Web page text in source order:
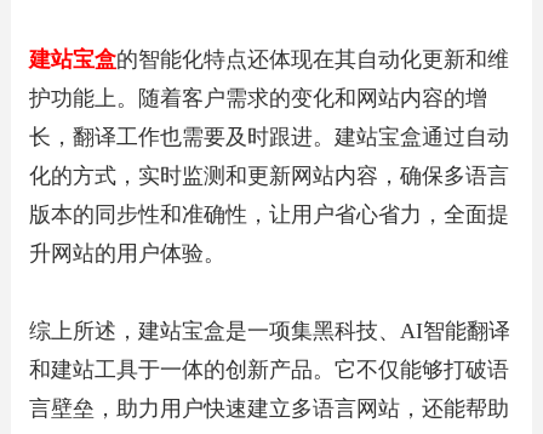
建站宝盒的智能化特点还体现在其自动化更新和维
护功能上。随着客户需求的变化和网站内容的增
长，翻译工作也需要及时跟进。建站宝盒通过自动
化的方式，实时监测和更新网站内容，确保多语言
版本的同步性和准确性，让用户省心省力，全面提
升网站的用户体验。
综上所述，建站宝盒是一项集黑科技、AI智能翻译
和建站工具于一体的创新产品。它不仅能够打破语
言壁垒，助力用户快速建立多语言网站，还能帮助